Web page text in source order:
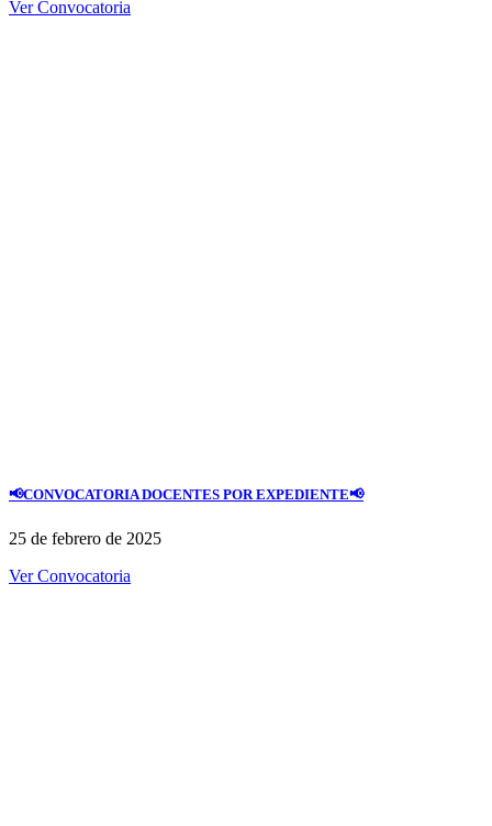
Ver Convocatoria
📢CONVOCATORIA DOCENTES POR EXPEDIENTE📢
25 de febrero de 2025
Ver Convocatoria